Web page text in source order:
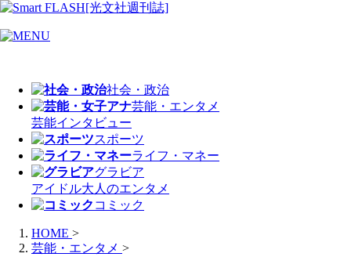
社会・政治
芸能・エンタメ
芸能インタビュー
スポーツ
ライフ・マネー
グラビア
アイドル大人のエンタメ
コミック
HOME >
芸能・エンタメ >